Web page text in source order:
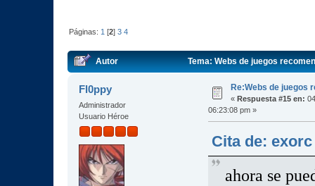
Páginas: 1 [2]3 4
Autor Tema: Webs de juegos
Fl0ppy
Administrador
Usuario Héroe
Re:Webs de juegos
« Respuesta #15 en:
06:23:08 pm »
Cita de:
ahora se